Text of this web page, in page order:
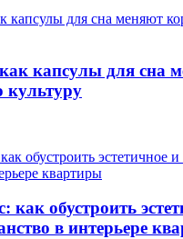
капсулы для сна
культуру
обустроить
в интерьере